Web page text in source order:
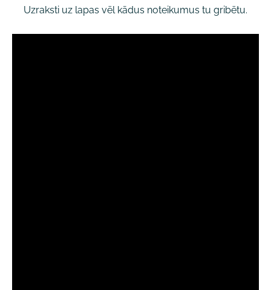
Uzraksti uz lapas vēl kādus noteikumus tu gribētu.